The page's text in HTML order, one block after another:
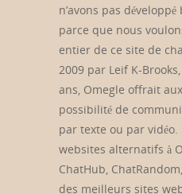
n’avons pas
parce que nous
entier de ce site de
2009 par Leif K-
ans, Omegle offrait
possibilité de
par texte ou par
websites alternatifs à
ChatHub,
des meilleurs sites